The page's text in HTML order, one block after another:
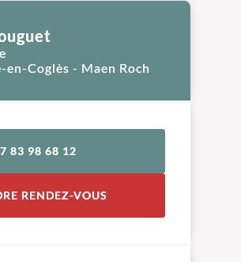
en-Coglès - Maen Roch
83 98 68 12
RENDEZ-VOUS